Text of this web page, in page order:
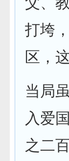
打垮
区，
当局
入爱
之二